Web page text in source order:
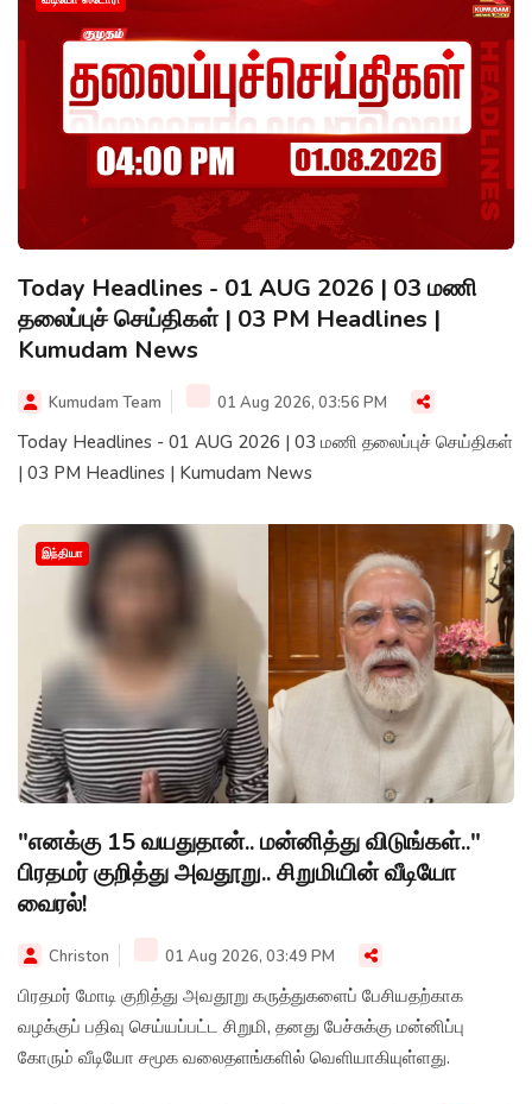
Today Headlines - 01 AUG 2026 | 03 மணி
தலைப்புச் செய்திகள் | 03 PM Headlines |
Kumudam News
Kumudam Team 01 Aug 2026, 03:56 PM
Today Headlines - 01 AUG 2026 | 03 மணி தலைப்புச் செய்திகள்
| 03 PM Headlines | Kumudam News
இந்தியா
"எனக்கு 15 வயதுதான்.. மன்னித்து விடுங்கள்.."
பிரதமர் குறித்து அவதூறு.. சிறுமியின் வீடியோ
வைரல்!
Christon 01 Aug 2026, 03:49 PM
பிரதமர் மோடி குறித்து அவதூறு கருத்துகளைப் பேசியதற்காக
வழக்குப் பதிவு செய்யப்பட்ட சிறுமி, தனது பேச்சுக்கு மன்னிப்பு
கோரும் வீடியோ சமூக வலைதளங்களில் வெளியாகியுள்ளது.